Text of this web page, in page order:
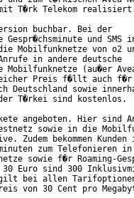
T�rk Telekom
buchbar. Bei der
und SMS
Mobilfunknetze von o2
in andere deutsche
(au�er
Preis f�llt auch f�r
Deutschland sowie
der T�rkei sind kostenlos.
angeboten. Hier sind
sowie in die
Zudem bekommen Kunden
zum Telefonieren in
sowie f�r Roaming-
Euro sind 300
bei allen
von 30 Cent pro